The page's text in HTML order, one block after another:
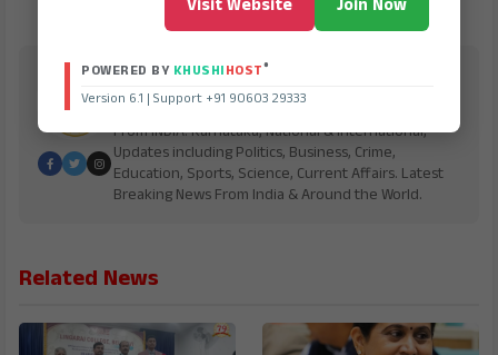
Jana Jeevala
is Digital Online Newspaper, Publishing Platform
From INDIA. Karnataka, National & International,
Updates including Politics, Business, Crime,
Education, Sports, Science, Current Affairs. Latest
Breaking News From India & Around the World.
Related News
Visit Website Join Now
POWERED BY KHUSHIHOST®
Version 6.1 | Support +91 90603 29333